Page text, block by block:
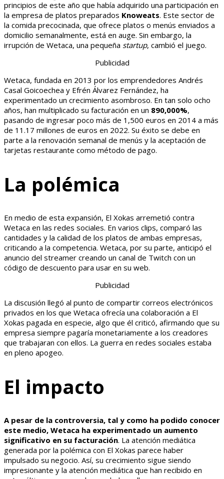
principios de este año que había adquirido una participación en
la empresa de platos preparados Knoweats. Este sector de
la comida precocinada, que ofrece platos o menús enviados a
domicilio semanalmente, está en auge. Sin embargo, la
irrupción de Wetaca, una pequeña startup, cambió el juego.
Publicidad
Wetaca, fundada en 2013 por los emprendedores Andrés
Casal Goicoechea y Efrén Álvarez Fernández, ha
experimentado un crecimiento asombroso. En tan solo ocho
años, han multiplicado su facturación en un 890,000%,
pasando de ingresar poco más de 1,500 euros en 2014 a más
de 11.17 millones de euros en 2022. Su éxito se debe en
parte a la renovación semanal de menús y la aceptación de
tarjetas restaurante como método de pago.
La polémica
En medio de esta expansión, El Xokas arremetió contra
Wetaca en las redes sociales. En varios clips, comparó las
cantidades y la calidad de los platos de ambas empresas,
criticando a la competencia. Wetaca, por su parte, anticipó el
anuncio del streamer creando un canal de Twitch con un
código de descuento para usar en su web.
Publicidad
La discusión llegó al punto de compartir correos electrónicos
privados en los que Wetaca ofrecía una colaboración a El
Xokas pagada en especie, algo que él criticó, afirmando que su
empresa siempre pagaría monetariamente a los creadores
que trabajaran con ellos. La guerra en redes sociales estaba
en pleno apogeo.
El impacto
A pesar de la controversia, tal y como ha podido conocer
este medio, Wetaca ha experimentado un aumento
significativo en su facturación. La atención mediática
generada por la polémica con El Xokas parece haber
impulsado su negocio. Así, su crecimiento sigue siendo
impresionante y la atención mediática que han recibido en